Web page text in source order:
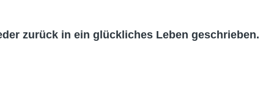
zurück in ein glückliches Leben geschrieben.